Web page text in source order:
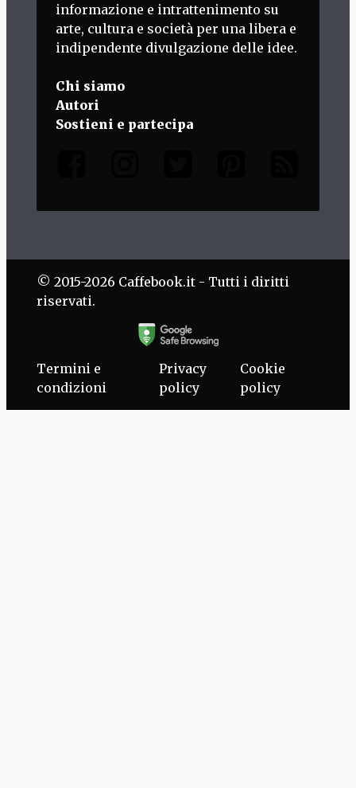
informazione e intrattenimento su
arte, cultura e società per una libera e
indipendente divulgazione delle idee.
Chi siamo
Autori
Sostieni e partecipa
© 2015-2026 Caffebook.it - Tutti i diritti
riservati.
Termini e
condizioni
Privacy
policy
Cookie
policy